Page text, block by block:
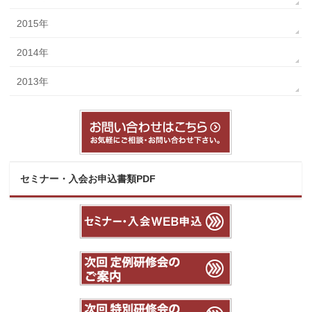
2015年
2014年
2013年
セミナー・入会お申込書類PDF